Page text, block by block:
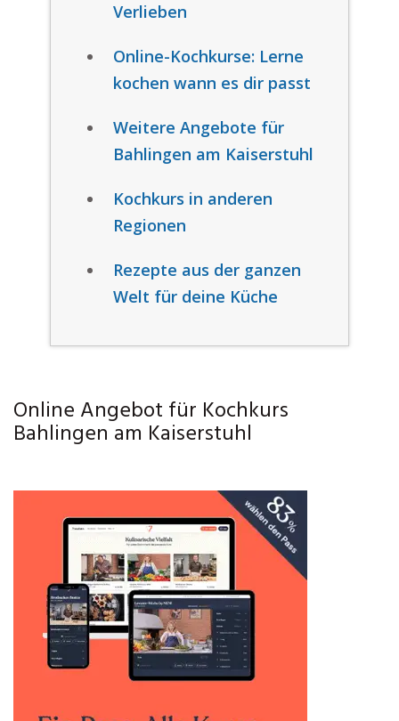
Verlieben
Online-Kochkurse: Lerne
kochen wann es dir passt
Weitere Angebote für
Bahlingen am Kaiserstuhl
Kochkurs in anderen
Regionen
Rezepte aus der ganzen
Welt für deine Küche
Online Angebot für Kochkurs
Bahlingen am Kaiserstuhl